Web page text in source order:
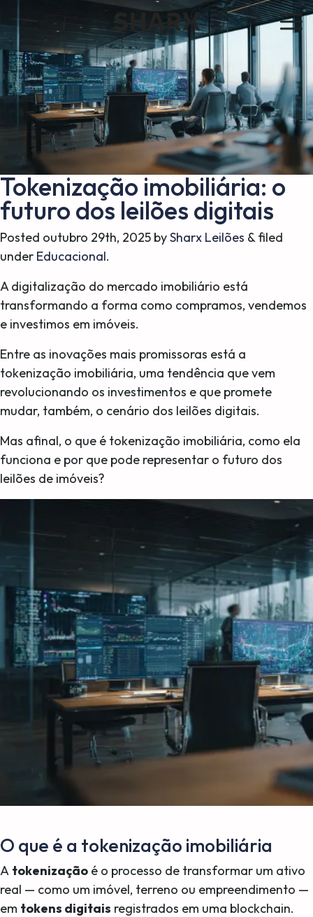
Tokenização imobiliária: o
futuro dos leilões digitais
Posted outubro 29th, 2025 bySharx Leilões &filed
under Educacional.
A digitalização do mercado imobiliário está
transformando a forma como compramos, vendemos
e investimos em imóveis.
Entre as inovações mais promissoras está a
tokenização imobiliária, uma tendência que vem
revolucionando os investimentos e que promete
mudar, também, o cenário dos leilões digitais.
Mas afinal, o que é tokenização imobiliária, como ela
funciona e por que pode representar o futuro dos
leilões de imóveis?
O que é a tokenização imobiliária
A tokenização é o processo de transformar um ativo
real — como um imóvel, terreno ou empreendimento —
em tokens digitais registrados em uma blockchain.